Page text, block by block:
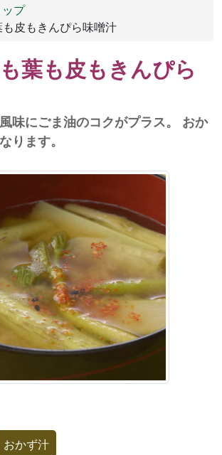
プ
皮もきんぴら味噌汁
葉も皮もきんぴら
味にごま油のコクがプラス。 おか
ります。
おかず汁